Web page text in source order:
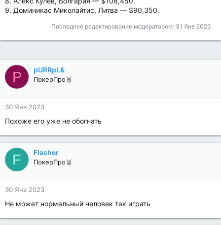
9. Доминикас Миколайтис, Литва — $90,350.
Последнее редактирование модератором: 31 Янв 2023
P pURRpL&
ПокерПро🥈
30 Янв 2023
Похоже его уже не обогнать
F Flasher
ПокерПро🥈
30 Янв 2023
Не может нормальный человек так играть